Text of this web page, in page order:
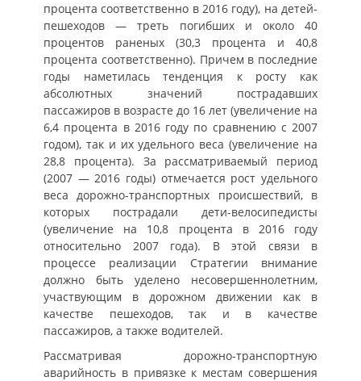
процента соответственно в 2016 году), на детей-
пешеходов — треть погибших и около 40
процентов раненых (30,3 процента и 40,8
процента соответственно). Причем в последние
годы наметилась тенденция к росту как
абсолютных значений пострадавших
пассажиров в возрасте до 16 лет (увеличение на
6,4 процента в 2016 году по сравнению с 2007
годом), так и их удельного веса (увеличение на
28,8 процента). За рассматриваемый период
(2007 — 2016 годы) отмечается рост удельного
веса дорожно-транспортных происшествий, в
которых пострадали дети-велосипедисты
(увеличение на 10,8 процента в 2016 году
относительно 2007 года). В этой связи в
процессе реализации Стратегии внимание
должно быть уделено несовершеннолетним,
участвующим в дорожном движении как в
качестве пешеходов, так и в качестве
пассажиров, а также водителей.
Рассматривая дорожно-транспортную
аварийность в привязке к местам совершения